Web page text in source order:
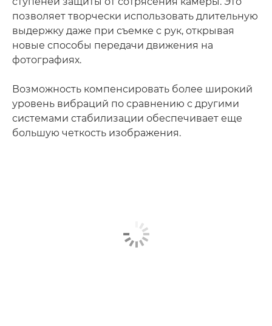
позволяет творчески использовать длительную
выдержку даже при съемке с рук, открывая
новые способы передачи движения на
фотографиях.
Возможность компенсировать более широкий
уровень вибраций по сравнению с другими
системами стабилизации обеспечивает еще
большую четкость изображения.